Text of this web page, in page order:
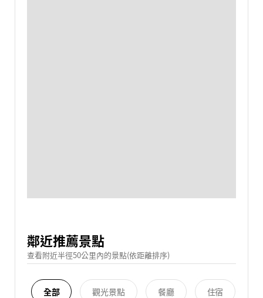
鄰近推薦景點
查看附近半徑50公里內的景點(依距離排序)
全部 觀光景點 餐廳 住宿